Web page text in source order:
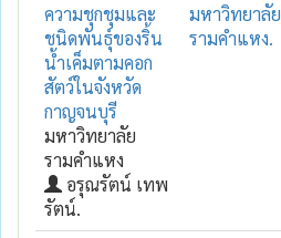
ความชุกชุมและ
ชนิดพันธุ์ของริ้น
น้ำเค็มตามคอก
สัตว์ในจังหวัด
กาญจนบุรี
มหาวิทยาลัย
รามคำแหง
อรุณรัตน์ เทพ
รัตน์.
มหาวิทยาลัย
รามคำแหง.